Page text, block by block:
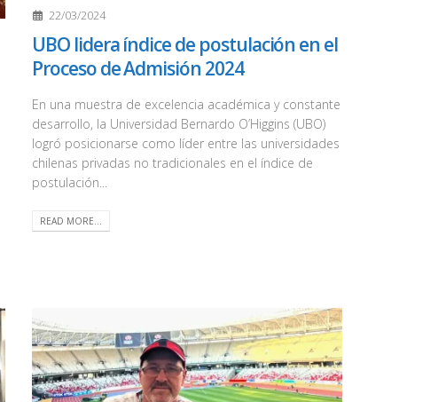
22/03/2024
UBO lidera índice de postulación en el
Proceso de Admisión 2024
En una muestra de excelencia académica y constante
desarrollo, la Universidad Bernardo O’Higgins (UBO)
logró posicionarse como líder entre las universidades
chilenas privadas no tradicionales en el índice de
postulación...
READ MORE...